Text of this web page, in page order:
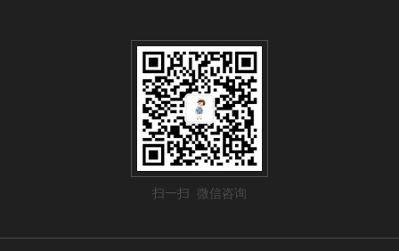
扫一扫 微信咨询